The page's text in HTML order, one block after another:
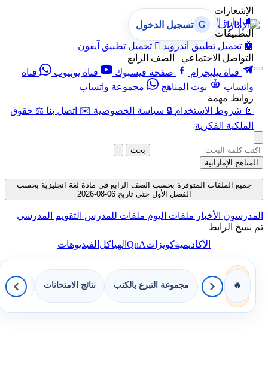
الإشعارات
🔔 إدارة الإشعارات
التطبيقات
🤖 تحميل تطبيق أندرويد  تحميل تطبيق آيفون
التواصل الاجتماعي | الصف الرابع
قناة تيليجرام
صفحة فيسبوك قناة يوتيوب
قناة
واتساب
بوت المناهج
مجموعة واتساب
روابط مهمة
📄 شروط الاستخدام 🔒 سياسة الخصوصية ✉️ اتصل بنا ⚖️ حقوق
الملكية الفكرية
G تسجيل الدخول
بحث
المناهج الإماراتية
جميع الملفات المتوفرة بحسب الصف الرابع في مادة لغة انجليزية بحسب
الفصل الأول حتى تاريخ 06-08-2026
المدرسون الأخبار ملفات اليوم ملفات للمدرس التقويم المدرسي
تم نسخ الرابط
الأكاديميةكويزاتQnAالهياكلالفيديوهات
🔥 مجموعة التبرع بالكتب نتائج الامتحانات